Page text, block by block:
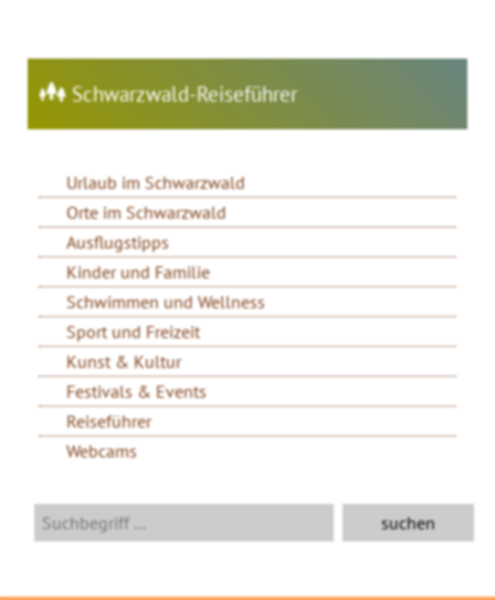
Schwarzwald-Reiseführer
Urlaub im Schwarzwald
Orte im Schwarzwald
Ausflugstipps
Kinder und Familie
Schwimmen und Wellness
Sport und Freizeit
Kunst & Kultur
Festivals & Events
Reiseführer
Webcams